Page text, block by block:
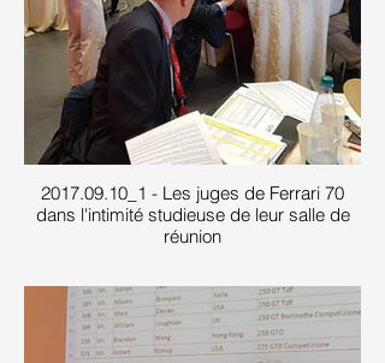
2017.09.10_1 - Les juges de Ferrari 70
dans l'intimité studieuse de leur salle de
réunion